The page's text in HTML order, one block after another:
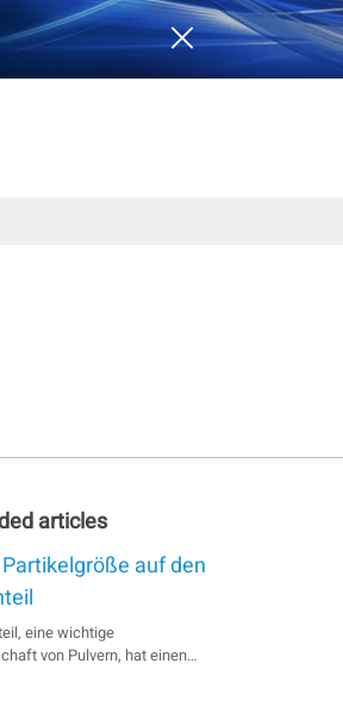
articles
auf den
eine wichtige
von Pulvern, hat einen